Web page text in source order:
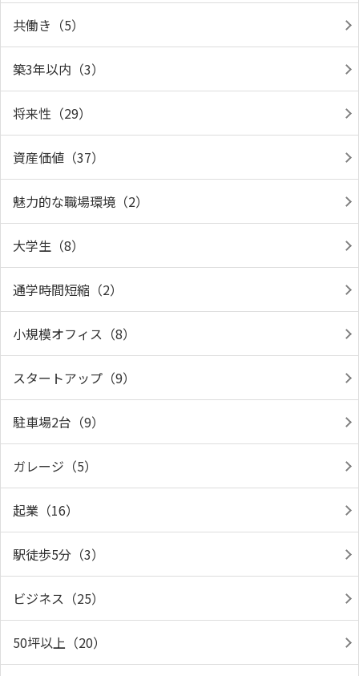
共働き（5）
築3年以内（3）
将来性（29）
資産価値（37）
魅力的な職場環境（2）
大学生（8）
通学時間短縮（2）
小規模オフィス（8）
スタートアップ（9）
駐車場2台（9）
ガレージ（5）
起業（16）
駅徒歩5分（3）
ビジネス（25）
50坪以上（20）